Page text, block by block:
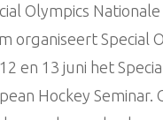
Olympics
organiseert Special
en 13 juni het
Hockey Seminar.